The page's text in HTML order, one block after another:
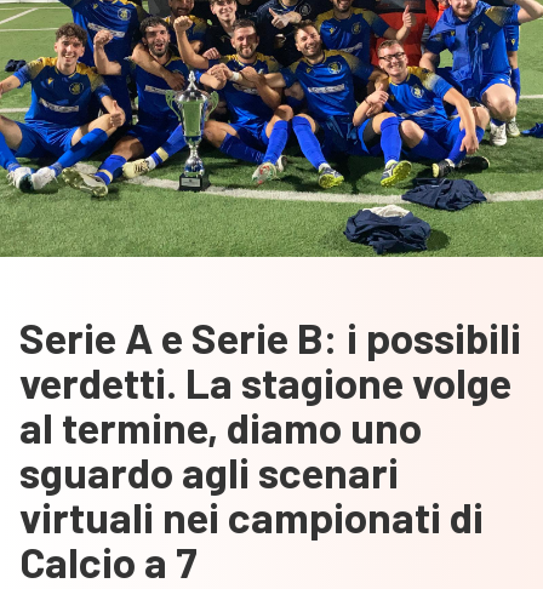
Serie A e Serie B: i possibili
verdetti. La stagione volge
al termine, diamo uno
sguardo agli scenari
virtuali nei campionati di
Calcio a 7